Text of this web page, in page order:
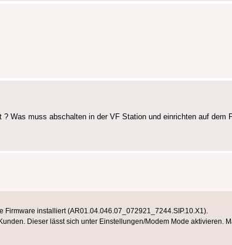
Was muss abschalten in der VF Station und einrichten auf dem
installiert (AR01.04.046.07_072921_7244.SIP.10.X1).
Dieser lässt sich unter Einstellungen/Modem Mode aktivieren.